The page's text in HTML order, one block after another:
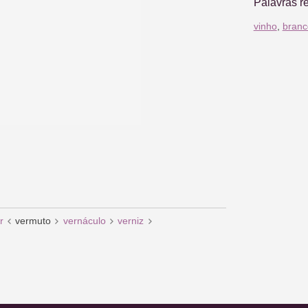
vermuto vernáculo verniz
Palavras
vinho,